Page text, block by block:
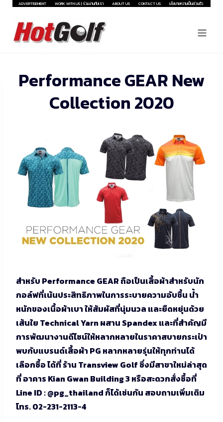
Skip
content
ADVERTISEMENT WORK WITH US | ร่วมงานกับเรา ABOUT US CONTACT US นโยบายความเป็นส่วนตัว
Performance GEAR New
Collection 2020
สำหรับ Performance GEAR ถือเป็นเสื้อผ้าสำหรับนัก
กอล์ฟที่เน้นประสิทธิภาพในการระบายความอับชื้น น้ำ
หนักของเนื้อผ้าเบา ให้สัมผัสที่นุ่มนวล และยืดหยุ่นด้วย
เส้นใย Technical Yarn ผสาน Spandex และที่สำคัญมี
การพัฒนางานดีไซน์ให้หลากหลายในราคาสบายกระเป๋า
พบกับแบรนด์เสื้อผ้า PG หลากหลายรุ่นให้ทุกท่านได้
เลือกซื้อ ได้ที่ ร้าน Transview Golf ซึ่งมีสาขาใหม่ล่าสุด
ที่ อาคาร Kian Gwan Building 3 หรือสะดวกสั่งซื้อที่
Line ID : @pg_thailand ก็ได้เช่นกัน สอบถามเพิ่มเติม
โทร. 02-231-2113-4